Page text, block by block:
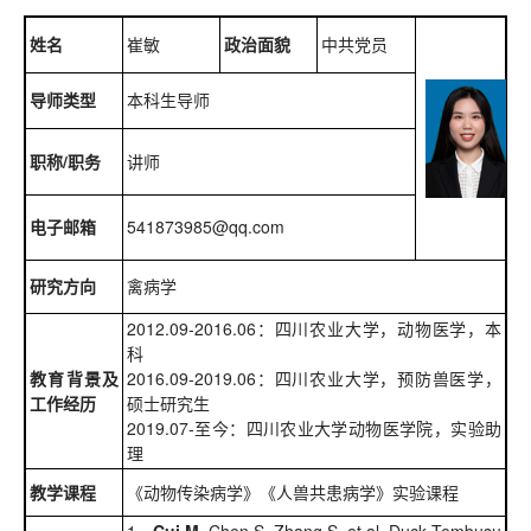
姓名 崔敏 政治面貌 中共党员
导师类型 本科生导师
职称/职务 讲师
电子邮箱 541873985@qq.com
研究方向 禽病学
教育背景及
工作经历
2012.09-2016.06：四川农业大学，动物医学，本
科
2016.09-2019.06：四川农业大学，预防兽医学，
硕士研究生
2019.07-至今：四川农业大学动物医学院，实验助
理
教学课程
《动物传染病学》《人兽共患病学》实验课程